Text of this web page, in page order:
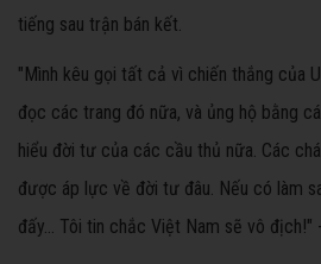
tiếng sau trận bán kết.
"Mình kêu gọi tất cả vì chiến thắng của
đọc các trang đó nữa, và ủng hộ bằng
hiểu đời tư của các cầu thủ nữa. Các
được áp lực về đời tư đâu. Nếu có làm
đấy… Tôi tin chắc Việt Nam sẽ vô địch!"